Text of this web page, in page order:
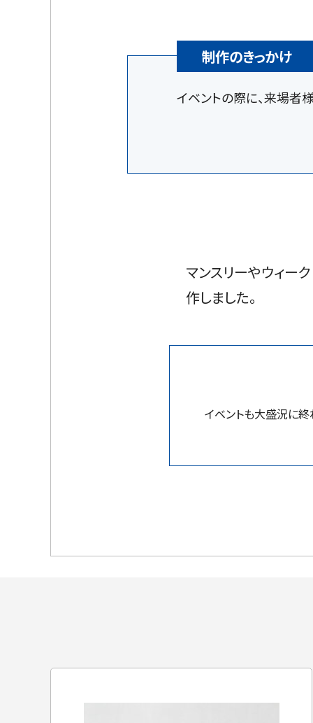
制作のきっかけ
イベントの際に、来場者
マンスリーやウィー
作しました。
イベントも大盛況に終